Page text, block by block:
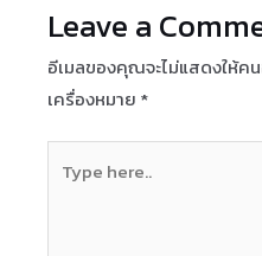
Leave a
อีเมลของคุณจะไม่แสดงให้ค
เครื่องหมาย *
here..